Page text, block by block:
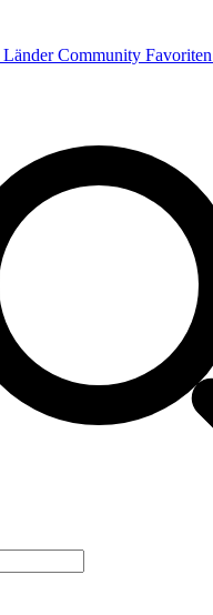
LänderCommunity Favoriten